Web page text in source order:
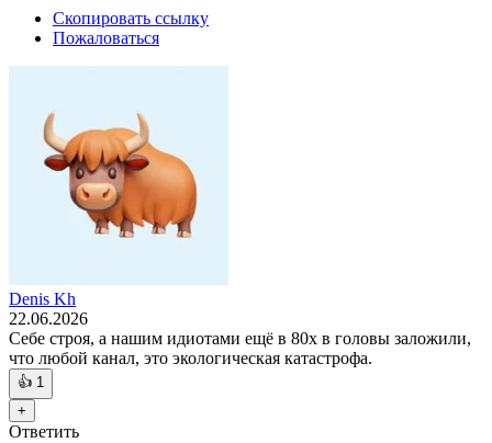
Скопировать ссылку
Пожаловаться
Denis Kh
22.06.2026
Себе строя, а нашим идиотами ещё в 80х в головы заложили,
что любой канал, это экологическая катастрофа.
👍 1
+
Ответить